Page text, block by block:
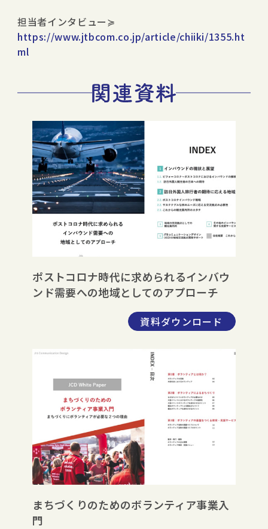
担当者インタビュー≽
https://www.jtbcom.co.jp/article/chiiki/1355.ht
ml
ポストコロナ時代に求められるインバウ
ンド需要への地域としてのアプローチ
資料ダウンロード
まちづくりのためのボランティア事業入
門